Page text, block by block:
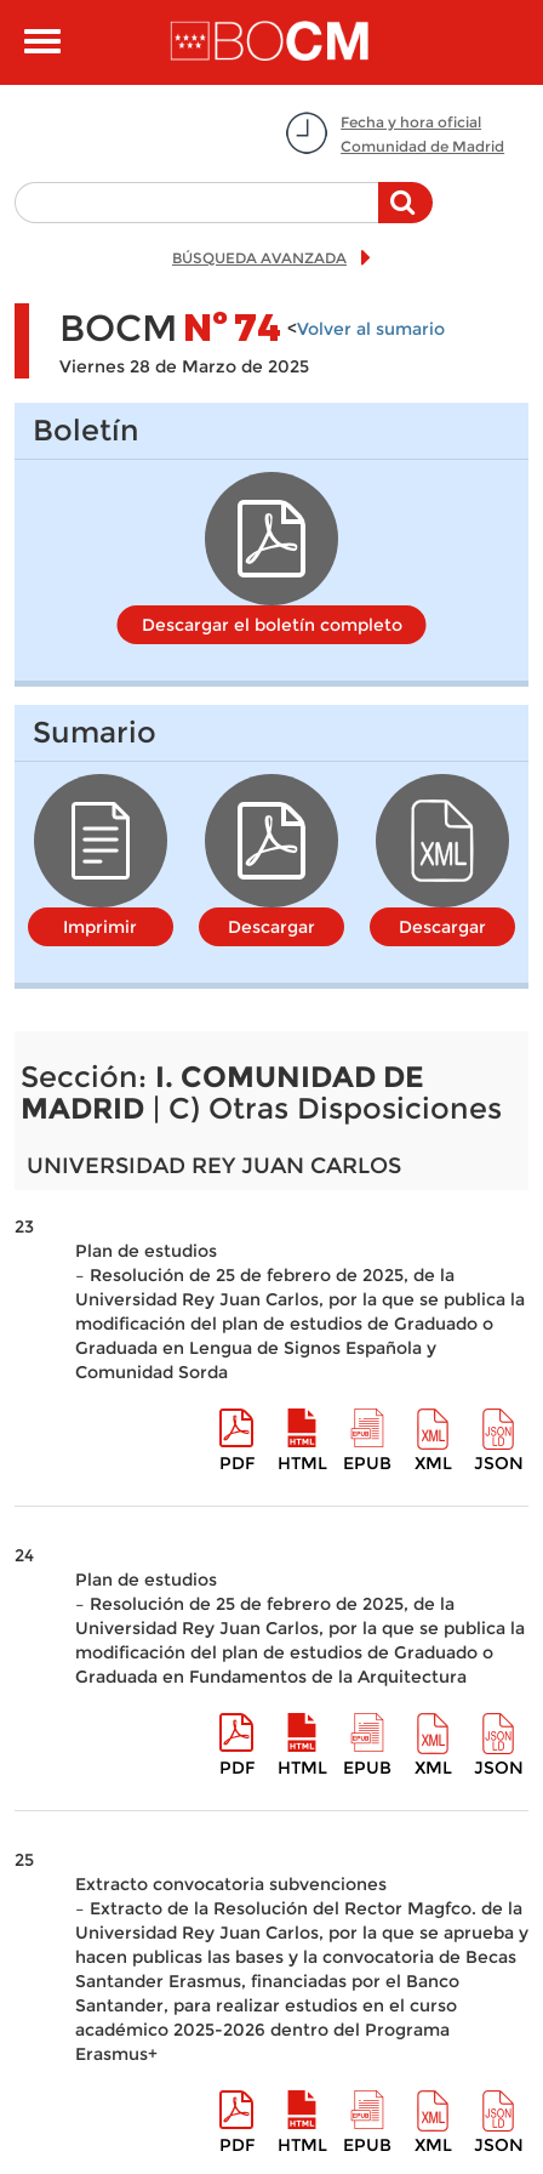
Toggle
Fecha y hora oficial
Comunidad de Madrid
BÚSQUEDA AVANZADA
BOCM Nº74 <Volver al sumario
Viernes 28 de Marzo de 2025
Boletín
Descargar el boletín completo
Sumario
Imprimir Descargar Descargar
Sección: I. COMUNIDAD DE
MADRID| C) Otras Disposiciones
UNIVERSIDAD REY JUAN CARLOS
23
Plan de estudios
– Resolución de 25 de febrero de 2025, de la
Universidad Rey Juan Carlos, por la que se publica la
modificación del plan de estudios de Graduado o
Graduada en Lengua de Signos Española y
Comunidad Sorda
PDF HTML EPUB XML JSON
24
Plan de estudios
– Resolución de 25 de febrero de 2025, de la
Universidad Rey Juan Carlos, por la que se publica la
modificación del plan de estudios de Graduado o
Graduada en Fundamentos de la Arquitectura
PDF HTML EPUB XML JSON
25
Extracto convocatoria subvenciones
– Extracto de la Resolución del Rector Magfco. de la
Universidad Rey Juan Carlos, por la que se aprueba y
hacen publicas las bases y la convocatoria de Becas
Santander Erasmus, financiadas por el Banco
Santander, para realizar estudios en el curso
académico 2025-2026 dentro del Programa
Erasmus+
PDF HTML EPUB XML JSON